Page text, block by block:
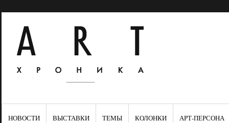
НОВОСТИ ВЫСТАВКИ ТЕМЫ КОЛОНКИ АРТ-ПЕРСОНА